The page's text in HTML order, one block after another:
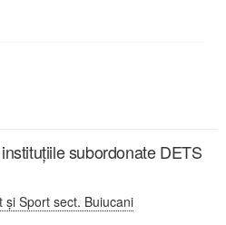
subordonate DETS
şi Sport sect. Buiucani